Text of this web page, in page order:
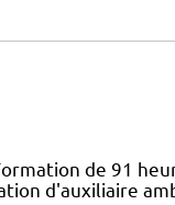
de 91
d'auxiliaire